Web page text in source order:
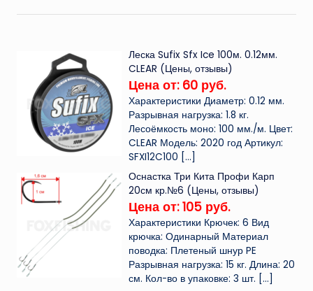
Леска Sufix Sfx Ice 100м. 0.12мм.
CLEAR (Цены, отзывы)
Цена от: 60 руб.
Характеристики Диаметр: 0.12 мм.
Разрывная нагрузка: 1.8 кг.
Лесоёмкость моно: 100 мм./м. Цвет:
CLEAR Модель: 2020 год Артикул:
SFXI12C100 […]
Оснастка Три Кита Профи Карп
20см кр.№6 (Цены, отзывы)
Цена от: 105 руб.
Характеристики Крючек: 6 Вид
крючка: Одинарный Материал
поводка: Плетеный шнур PE
Разрывная нагрузка: 15 кг. Длина: 20
см. Кол-во в упаковке: 3 шт. […]